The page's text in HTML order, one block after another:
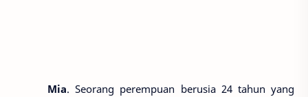
Mia. Seorang perempuan berusia 24 tahun yang